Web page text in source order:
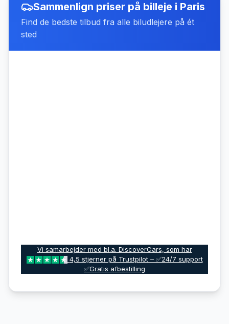
Sammenlign priser på billeje i Paris
Find de bedste tilbud fra alle biludlejere på ét
sted
Vi samarbejder med bl.a. DiscoverCars, som har
4,5 stjerner på Trustpilot – ✅24/7 support
✅Gratis afbestilling